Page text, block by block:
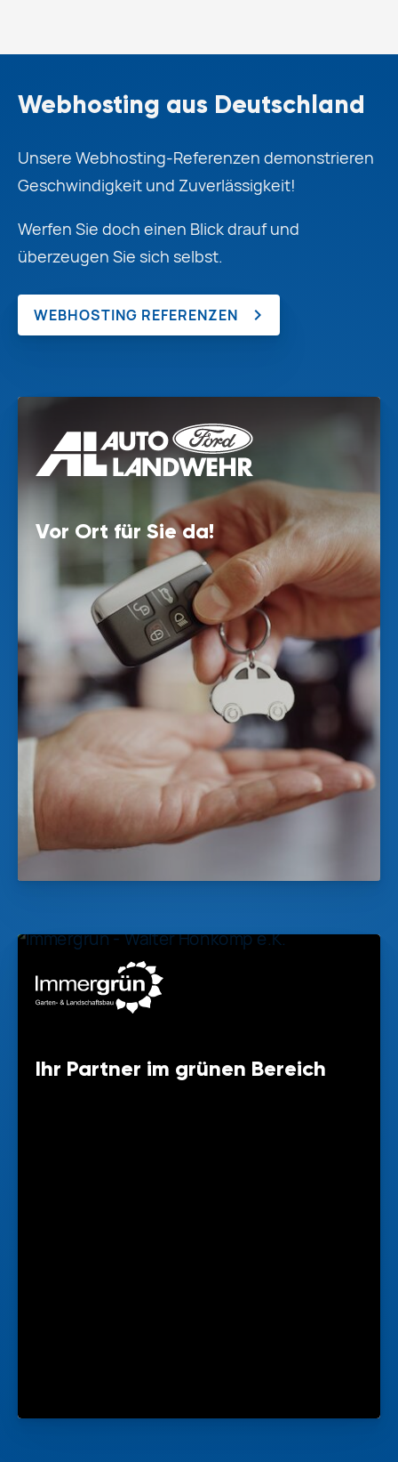
Webhosting aus Deutschland
Unsere Webhosting-Referenzen demonstrieren
Geschwindigkeit und Zuverlässigkeit!
Werfen Sie doch einen Blick drauf und
überzeugen Sie sich selbst.
WEBHOSTING REFERENZEN
Vor Ort für Sie da!
Ihr Partner im grünen Bereich